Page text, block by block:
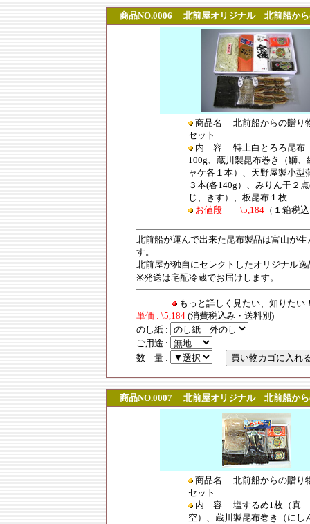
商品NO.0006 北前屋オリジナル 北前船から
商品名 北前船からの贈り
セット
内 容 特上白とろろ昆布
100g、蔵川製昆布巻き（鰤、
ャケ各１本）、天野屋製小型
３本(各140g）、みりん干２
じ、きす）、板昆布１枚
お値段 \5,184（１箱税
北前船が運んで出来た昆布製品は富山が生
す。
北前屋が独自にセレクトしたオリジナル逸
※発送は宅配冷蔵でお届けします。
もっと詳しく見たい、知りた
単価 : \5,184 (消費税込み・送料別)
のし紙 :
ご用途 :
数 量 :
商品NO.0007 北前屋オリジナル 北前船から
商品名 北前船からの贈り
セット
内 容 塩するめ1枚（真
空）、蔵川製昆布巻き（にし